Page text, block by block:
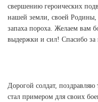
свершению героических
нашей земли, своей Родины,
запаха пороха. Желаем вам
выдержки и сил! Спасибо за
Дорогой солдат,
стал примером для своих